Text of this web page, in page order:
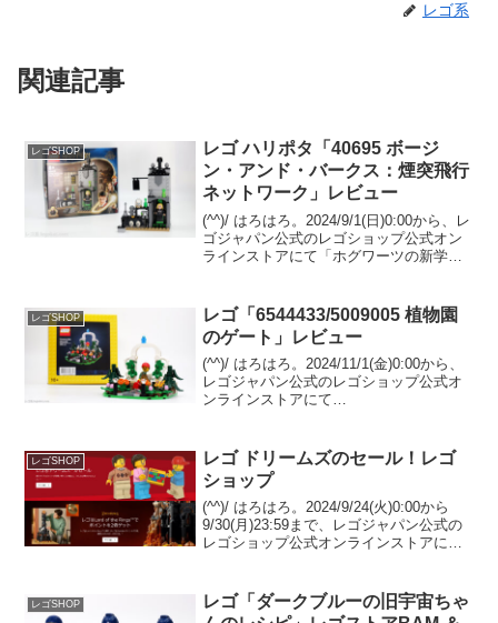
レゴ系
関連記事
レゴSHOP
レゴ ハリポタ「40695 ボージ
ン・アンド・バークス：煙突飛行
ネットワーク」レビュー
(^^)/ はろはろ。2024/9/1(日)0:00から、レ
ゴジャパン公式のレゴショップ公式オン
ラインストアにて「ホグワーツの新学
ク」のプレゼントがスタートしてい...
レゴSHOP
レゴ「6544433/5009005 植物園
のゲート」レビュー
(^^)/ はろはろ。2024/11/1(金)0:00から、
レゴジャパン公式のレゴショップ公式オ
ンラインストアにて
ァーページ）「21353 ボタニカル...
レゴSHOP
レゴ ドリームズのセール！レゴ
ショップ
(^^)/ はろはろ。2024/9/24(火)0:00から
9/30(月)23:59まで、レゴジャパン公式の
レゴショップ公式オンラインストアにて
イント２倍」が開催されま...
レゴSHOP
レゴ「ダークブルーの旧宇宙ちゃ